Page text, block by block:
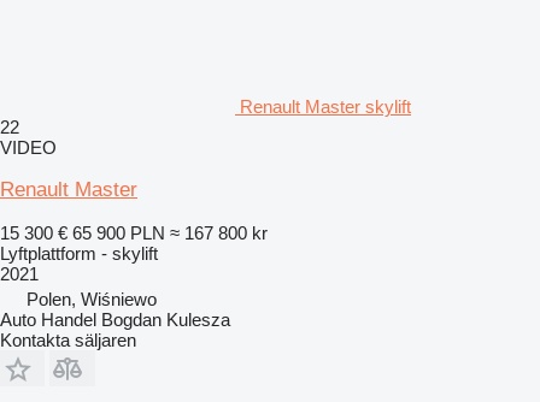
Renault Master skylift
22
VIDEO
Renault Master
15 300 € 65 900 PLN ≈ 167 800 kr
Lyftplattform - skylift
2021
Polen, Wiśniewo
Auto Handel Bogdan Kulesza
Kontakta säljaren